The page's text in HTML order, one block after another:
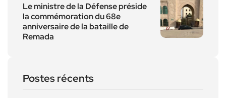
Le ministre de la Défense préside
la commémoration du 68e
anniversaire de la bataille de
Remada
Postes récents